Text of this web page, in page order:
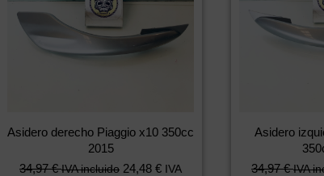
Asidero derecho Piaggio x10 350cc
2015
34,97€ IVA incluido 24,48 € IVA
Asidero
34,97€ IVA